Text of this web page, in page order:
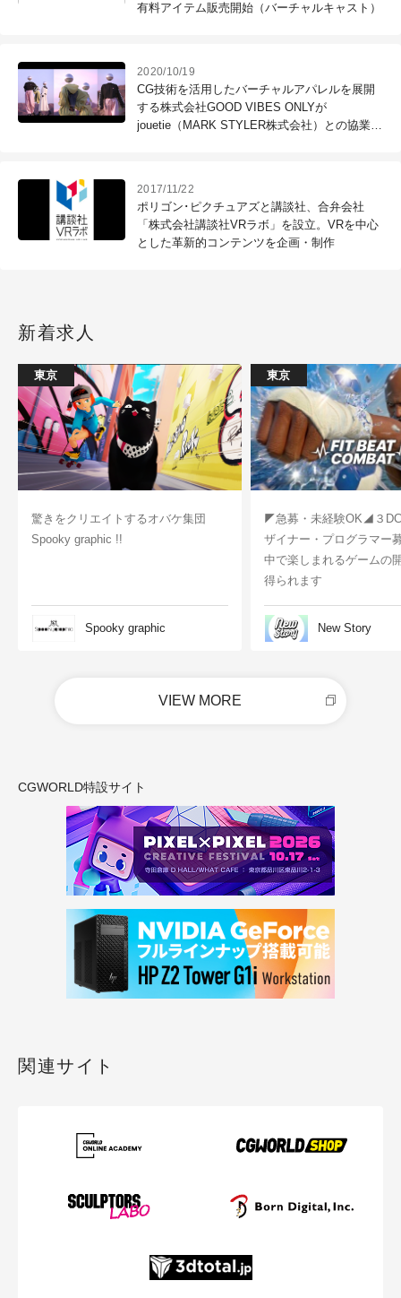
有料アイテム販売開始（バーチャルキャスト）
2020/10/19
CG技術を活用したバーチャルアパレルを展開
する株式会社GOOD VIBES ONLYが
jouetie（MARK STYLER株式会社）との協業を
2017/11/22
ポリゴン･ピクチュアズと講談社、合弁会社
「株式会社講談社VRラボ」を設立。VRを中心
とした革新的コンテンツを企画・制作
新着求人
東京
驚きをクリエイトするオバケ集団
Spooky graphic !!
Spooky graphic
東京
◤急募・未経験OK◢３
ザイナー・プログラマー
中で楽しまれるゲームの
得られます
New Story
VIEW MORE
CGWORLD特設サイト
関連サイト